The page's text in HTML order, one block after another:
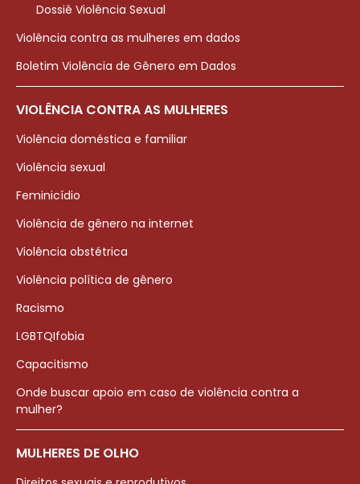
Dossiê Violência Sexual
Violência contra as mulheres em dados
Boletim Violência de Gênero em Dados
VIOLÊNCIA CONTRA AS MULHERES
Violência doméstica e familiar
Violência sexual
Feminicídio
Violência de gênero na internet
Violência obstétrica
Violência política de gênero
Racismo
LGBTQIfobia
Capacitismo
Onde buscar apoio em caso de violência contra a
mulher?
MULHERES DE OLHO